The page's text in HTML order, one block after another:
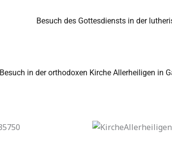
Besuch des Gottesdiensts in der
Besuch in der orthodoxen Kirche Allerheiligen in